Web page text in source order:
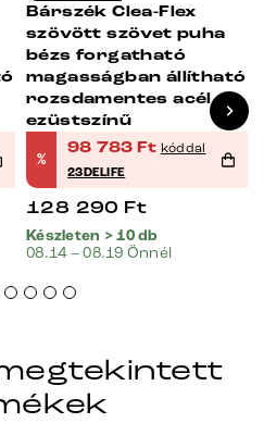
Bárszék Clea-Flex
szövött szövet puha
bézs forgatható
magasságban állítható
rozsdamentes acél
ezüstszínű
%
98 783 Ft kóddal
23DELIFE
128 290 Ft
Készleten > 10 db
08.14 – 08.19 Önnél